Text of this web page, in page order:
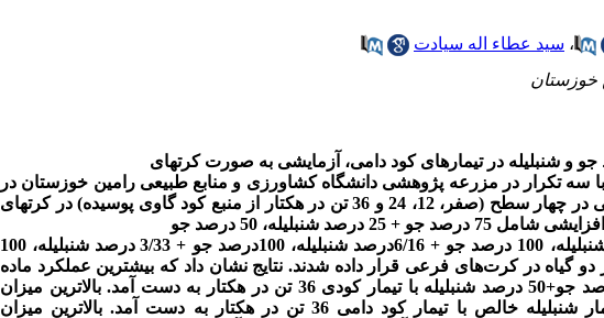
، سید عطاء اله سیادت
خوزستان
و شنبلیله در تیمارهای کود دامی، آزمایشی به صورت کرت­های
تکرار در مزرعه پژوهشی دانشگاه کشاورزی و منابع طبیعی رامین خوزستان در
سال زراعی 94-1393 انجام شد. سطوح کود دامی در چهار سطح (صفر، 12، 24 و 36 تن در هکتار از منبع کود گاوی پوسیده) در کرت­های
شنبلیله، 50 درصد جو
+ 50 درصد شنبلیله، 25 درصد جو + 75 درصد شنبلیله، 100 درصد جو + 6/16درصد شنبلیله، 100درصد جو + 3/33 درصد شنبلیله، 100
هر دو گیاه در کرت‌های فرعی قرار داده شدند. نتایج نشان داد که بیشترین عملکرد ماده
خشک (3166 کیلوگرم در هکتار) از تیمار 100درصد جو+50 درصد شنبلیله با تیمار کودی 36 تن در هکتار به دست آمد. بالاترین میزان
پروتئین خام و قابلیت هضم ماده خشک از تیمار شنبلیله خالص با تیمار کود دامی 36 تن در هکتار به دست آمد. بالاترین میزان